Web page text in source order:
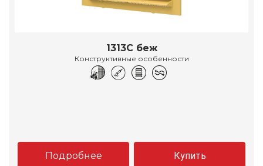
1313С беж
Конструктивные особенности
Подробнее Купить